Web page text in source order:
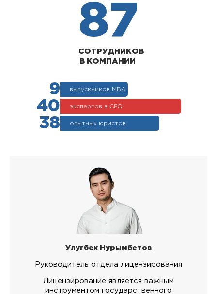
87
СОТРУДНИКОВ
В КОМПАНИИ
9 выпускников МВА
40 экспертов в СРО
38 опытных юристов
Улугбек Нурымбетов
Руководитель отдела лицензирования
Лицензирование является важным
инструментом государственного